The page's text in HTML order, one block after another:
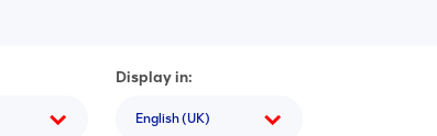
Display in:
English (UK)